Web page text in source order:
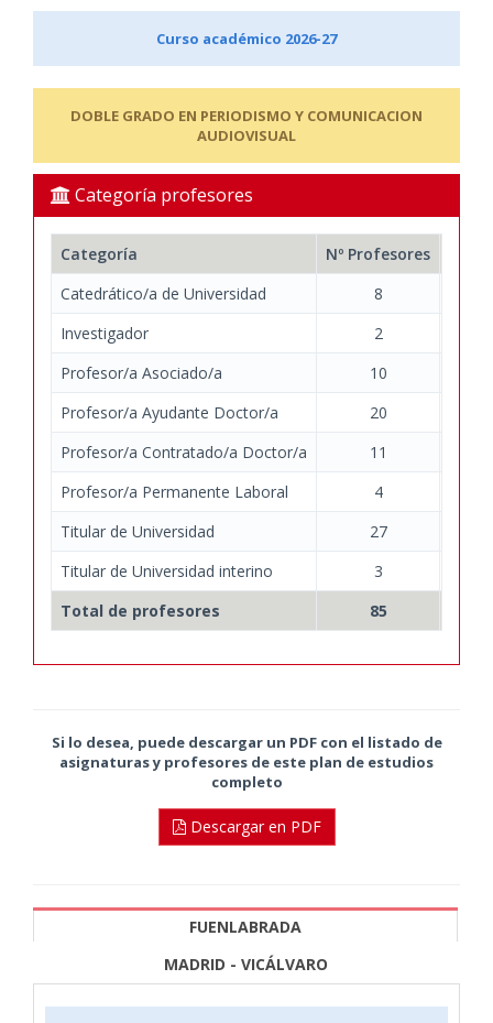
Curso académico 2026-27
DOBLE GRADO EN PERIODISMO Y COMUNICACION
AUDIOVISUAL
Categoría profesores
Categoría Nº Profesores
Catedrático/a de Universidad
8
Investigador
2
Profesor/a Asociado/a
10
Profesor/a Ayudante Doctor/a
20
Profesor/a Contratado/a Doctor/a
11
Profesor/a Permanente Laboral
4
Titular de Universidad
27
Titular de Universidad interino
3
Total de profesores
85
Si lo desea, puede descargar un PDF con el listado de
asignaturas y profesores de este plan de estudios
completo
Descargar en PDF
FUENLABRADA
MADRID - VICÁLVARO